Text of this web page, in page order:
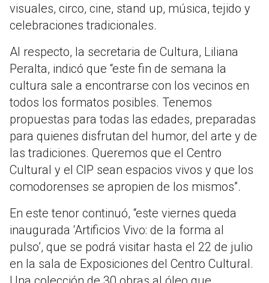
visuales, circo, cine, stand up, música, tejido y
celebraciones tradicionales.
Al respecto, la secretaria de Cultura, Liliana
Peralta, indicó que “este fin de semana la
cultura sale a encontrarse con los vecinos en
todos los formatos posibles. Tenemos
propuestas para todas las edades, preparadas
para quienes disfrutan del humor, del arte y de
las tradiciones. Queremos que el Centro
Cultural y el CIP sean espacios vivos y que los
comodorenses se apropien de los mismos”.
En este tenor continuó, “este viernes queda
inaugurada ‘Artificios Vivo: de la forma al
pulso’, que se podrá visitar hasta el 22 de julio
en la sala de Exposiciones del Centro Cultural.